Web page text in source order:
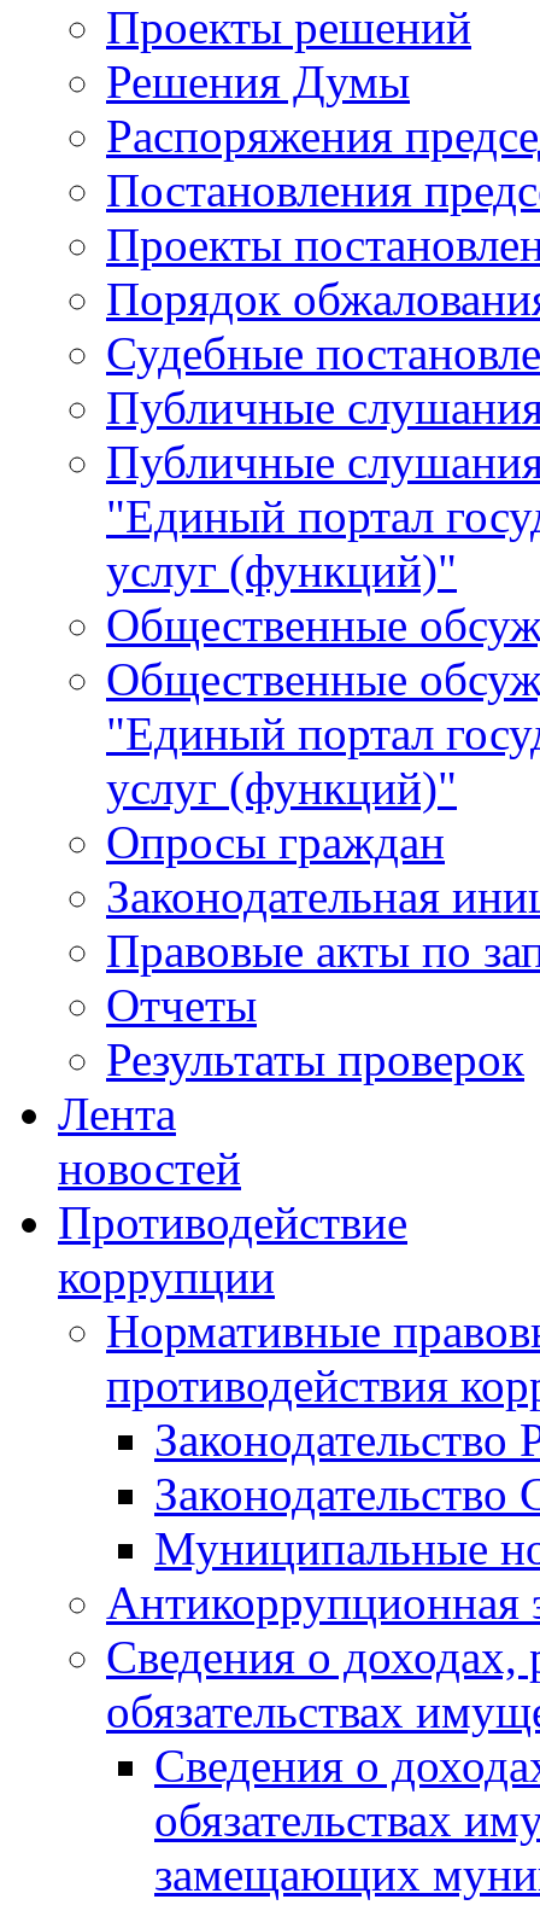
Проекты решений
Решения Думы
Распоряжения
Постановления
Проекты
Порядок
Судебные
Публичные
Публичные
"Единый портал
услуг (функций)"
Общественные
Общественные
"Единый портал
услуг (функций)"
Опросы граждан
Законодательная
Правовые акты по
Отчеты
Результаты проверок
Лента
новостей
Противодействие
коррупции
Нормативные
противодействия
Законодательство
Муниципальные
Антикоррупционная
Сведения о доходах,
обязательствах
Сведения о
обязательствах
замещающих